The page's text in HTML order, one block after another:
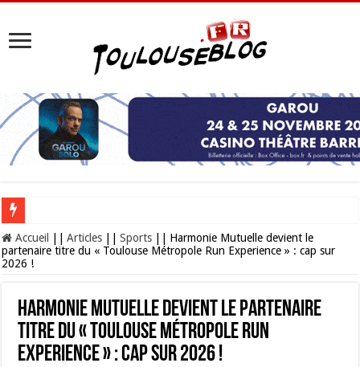
Les Nocturnes de la Cité de l’espace 2026 : l’événement incontournable de
Accueil Articles Sports
Harmonie Mutuelle devient le
partenaire titre du « Toulouse Métropole Run Experience » : cap sur
2026 !
Harmonie Mutuelle devient le partenaire
titre du « Toulouse Métropole Run
Experience » : cap sur 2026 !